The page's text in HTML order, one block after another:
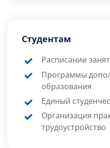
Студентам
Расписании
Программы
образования
Единый
Организация
трудоустройство